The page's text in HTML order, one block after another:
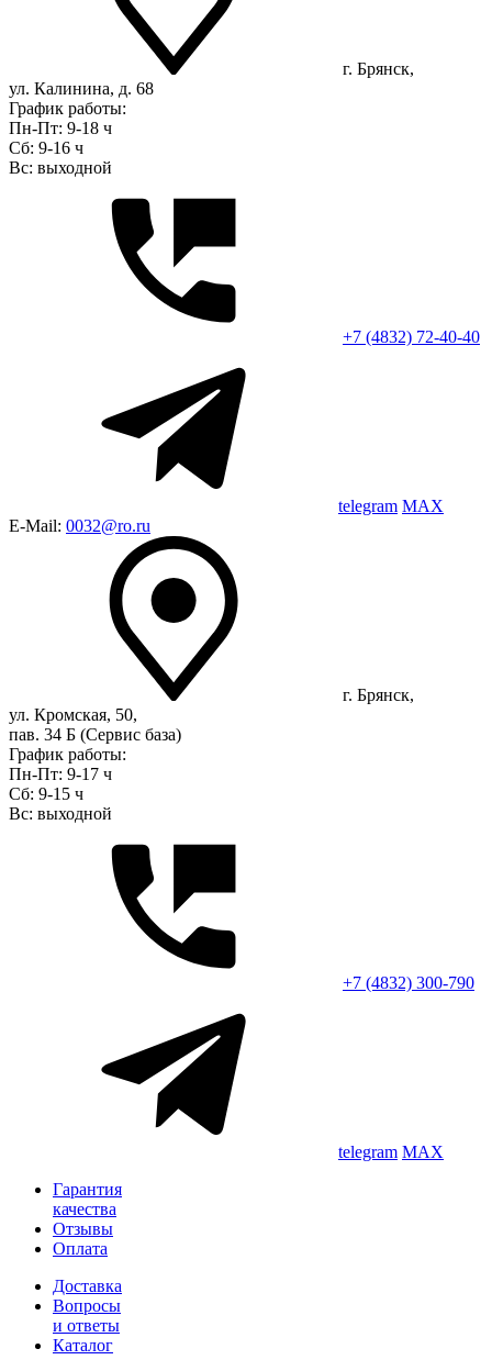
г. Брянск,
ул. Калинина, д. 68
График работы:
Пн-Пт: 9-18 ч
Сб: 9-16 ч
Вс: выходной
+7 (4832) 72-40-40
telegram MAX
E-Mail: 0032@ro.ru
г. Брянск,
ул. Кромская, 50,
пав. 34 Б (Сервис база)
График работы:
Пн-Пт: 9-17 ч
Сб: 9-15 ч
Вс: выходной
+7 (4832) 300-790
telegram MAX
Гарантия
качества
Отзывы
Оплата
Доставка
Вопросы
и ответы
Каталог